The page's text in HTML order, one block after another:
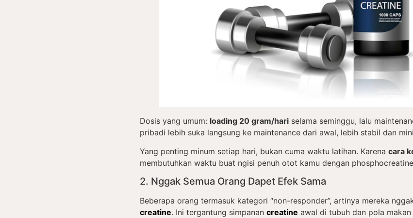
Dosis yang umum: loading 20 gram/hari selama seminggu, lalu
pribadi lebih suka langsung ke maintenance dari awal, lebih stabil dan
Yang penting minum setiap hari, bukan cuma waktu latihan. Karena cara
membutuhkan waktu buat ngisi penuh otot kamu dengan
2. Nggak Semua Orang Dapet Efek Sama
Beberapa orang termasuk kategori “non-responder”, artinya mereka
creatine. Ini tergantung simpanan creatine awal di tubuh dan pola